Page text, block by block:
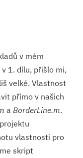
v mém
1. dílu, přišlo mi,
velké. Vlastnost
přímo v našich
a BorderLine.m.
vlastnosti pro
skript